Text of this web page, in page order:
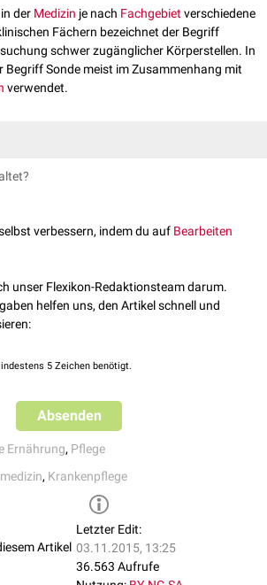
der Medizin je nach Fachgebietverschiedene
Fächern bezeichnet der Begriff
schwer zugänglicher Körperstellen. In
Begriff Sonde meist im Zusammenhang mit
verwendet.
die dazu benutzt werden,
zu machen.
in der
nach Mündung der Sonde:
(Perkutane endoskopische Gastrostomie)
über den natürlichen Weg an ihr Ziel
) gelegt werden. Perkutane
Pflege, um Infektionen vorzubeugen.
Wochen im Patienten verbleiben.
verbessern, indem du auf Bearbeiten
unser Flexikon-Redaktionsteam darum.
helfen uns, den Artikel schnell und
5 Zeichen benötigt.
Absenden
Ernährung, Pflege
, Krankenpflege
Artikel
Letzter Edit:
03.11.2015, 13:25
36.563 Aufrufe